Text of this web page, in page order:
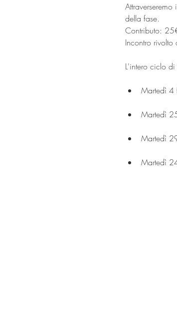
della fase.
Contributo:
Incontro
L'intero ciclo
Martedì 4
Martedì
Martedì
Martedì